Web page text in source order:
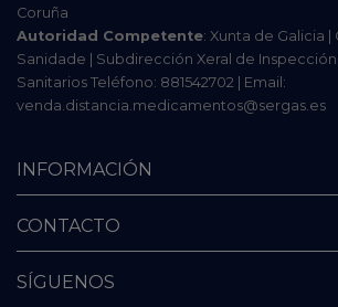
Coruña
Autoridad Competente: Xunta de Galicia
Sanidade | Subdirección Xeral de
Sanitarios Teléfono: 881542702 | Email:
venda.distancia.medicamentos@sergas.es
INFORMACIÓN
CONTACTO
SÍGUENOS